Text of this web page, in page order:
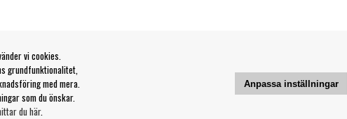
vi cookies.
grundfunktionalitet,
med mera.
som du önskar.
du här.
Anpassa inställningar